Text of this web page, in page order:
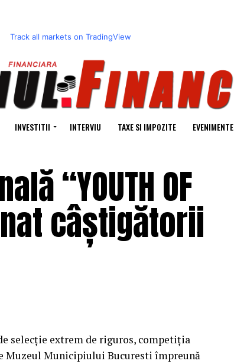
Track all markets on TradingView
INVESTITII INTERVIU TAXE SI IMPOZITE EVENIMENTE
“YOUTH OF
câștigătorii
selecție extrem de riguros, competiția
Muzeul Municipiului Bucuresti împreună